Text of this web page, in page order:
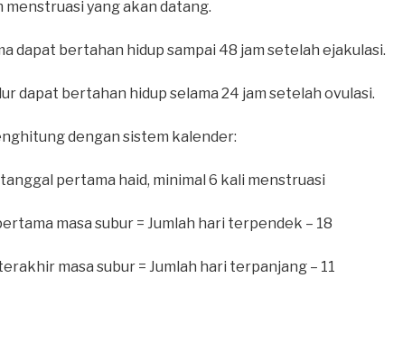
menstruasi yang akan datang.
dapat bertahan hidup sampai 48 jam setelah ejakulasi.
dapat bertahan hidup selama 24 jam setelah ovulasi.
dengan sistem kalender:
pertama haid, minimal 6 kali menstruasi
masa subur = Jumlah hari terpendek – 18
masa subur = Jumlah hari terpanjang – 11